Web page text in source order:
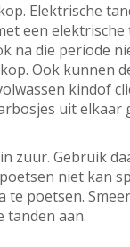
Elektrische
een
na die periode
Ook kunnen
kindof
uit elkaar
zuur. Gebruik
niet kan
poetsen.
tanden aan.